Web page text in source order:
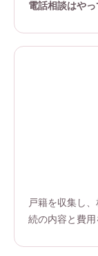
電話相談はやっ
戸籍を収集し
続の内容と費用